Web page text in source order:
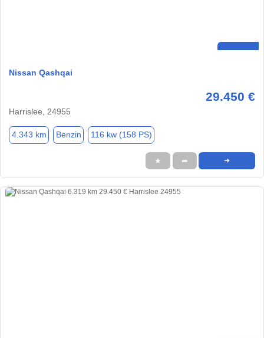
Nissan Qashqai
29.450 €
Harrislee, 24955
4.343 km Benzin 116 kw (158 PS)
★ ➦ ➜